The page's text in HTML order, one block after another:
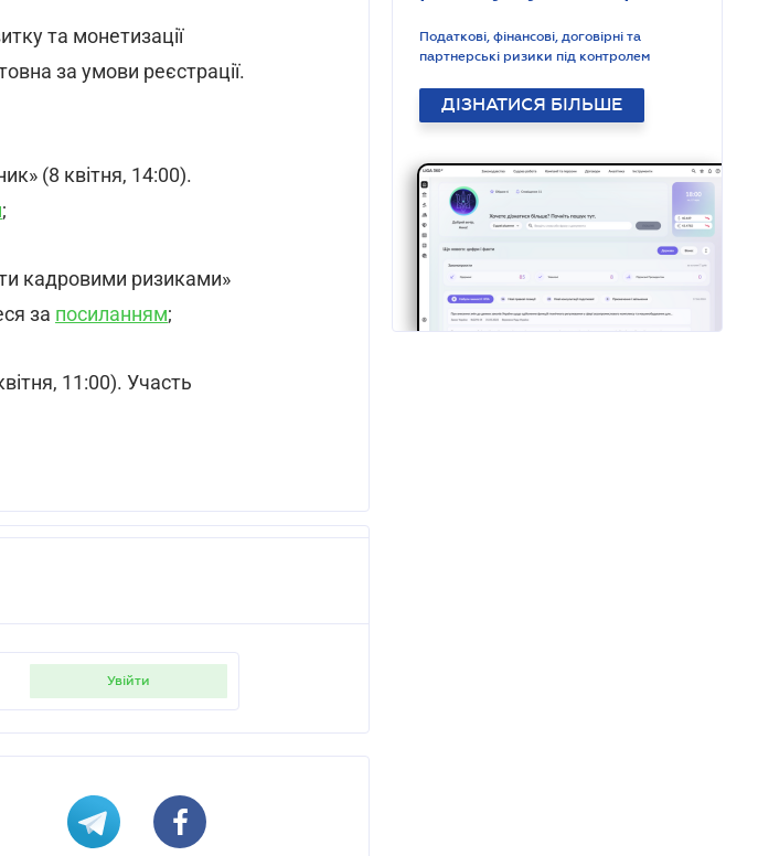
та монетизації
за умови реєстрації.
(8 квітня, 14:00).
;
кадровими ризиками»
за посиланням;
11:00). Участь
увійти
Податкові, фінансові, договірні та
партнерські ризики під контролем
ДІЗНАТИСЯ БІЛЬШЕ